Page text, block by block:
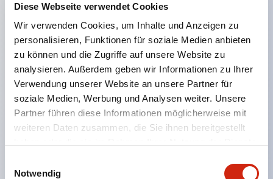
Diese Webseite verwendet Cookies
Wir verwenden Cookies, um Inhalte und Anzeigen zu
personalisieren, Funktionen für soziale Medien anbieten
zu können und die Zugriffe auf unsere Website zu
analysieren. Außerdem geben wir Informationen zu Ihrer
Verwendung unserer Website an unsere Partner für
soziale Medien, Werbung und Analysen weiter. Unsere
Partner führen diese Informationen möglicherweise mit
weiteren Daten zusammen, die Sie ihnen bereitgestellt
Notwendig
Ausgezeichnete Haltbarkeit: Verbesserung der
mechanischen Haltbarkeit und Zuverlässigkeit
durch einzigartige Rückstellfederkonstruktion
Benutzerfreundliches Produktdesign:
Betriebssicht-LED mit hoher Sichtbarkeit,
Spannungserkennung durch Farbband
Zwillingskontakt-Typ (RJ22S) erhältlich